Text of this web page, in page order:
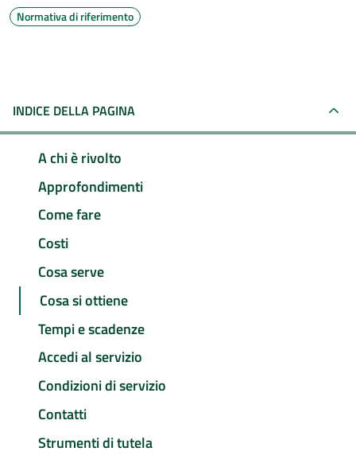
Normativa di riferimento
INDICE DELLA PAGINA
A chi è rivolto
Approfondimenti
Come fare
Costi
Cosa serve
Cosa si ottiene
Tempi e scadenze
Accedi al servizio
Condizioni di servizio
Contatti
Strumenti di tutela